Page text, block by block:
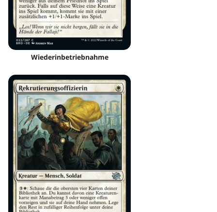
Wiederinbetriebnahme